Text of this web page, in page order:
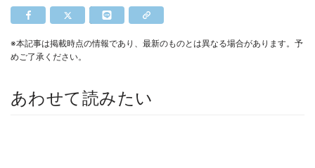
※本記事は掲載時点の情報であり、最新のものとは異なる場合があります。予
めご了承ください。
あわせて読みたい